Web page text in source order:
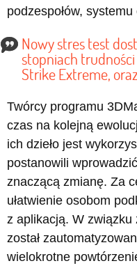
podzespołów,
Nowy stres test
stopniach
Strike Extreme,
Twórcy programu
czas na kolejną
ich dzieło jest
postanowili
znaczącą zmianę. Za
ułatwienie osobom
z aplikacją. W
został
wielokrotne